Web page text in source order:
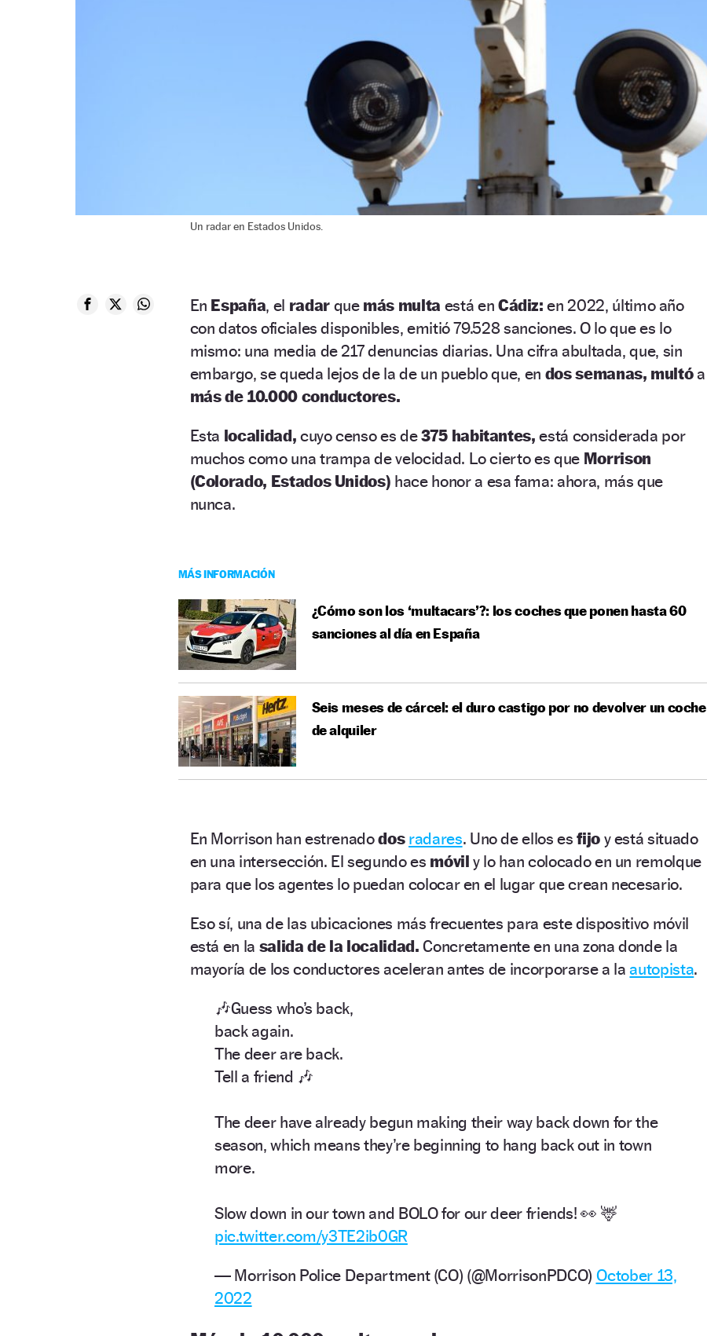
Un radar en Estados Unidos.
En España, el radar que más multa está en Cádiz:en 2022, último año
con datos oficiales disponibles, emitió 79.528 sanciones. O lo que es lo
mismo: una media de 217 denuncias diarias. Una cifra abultada, que, sin
embargo, se queda lejos de la de un pueblo que, en dos semanas, multóa
más de 10.000 conductores.
Esta localidad, cuyo censo es de375 habitantes, está considerada por
muchos como una trampa de velocidad. Lo cierto es que Morrison
(Colorado, Estados Unidos) hace honor a esa fama: ahora, más que
nunca.
MÁS INFORMACIÓN
¿Cómo son los ‘multacars’?: los coches que ponen hasta 60
sanciones al día en España
Seis meses de cárcel: el duro castigo por no devolver un coche
de alquiler
En Morrison han estrenadodos radares. Uno de ellos esfijo y está situado
en una intersección. El segundo es móvily lo han colocado en un remolque
para que los agentes lo puedan colocar en el lugar que crean necesario.
Eso sí, una de las ubicaciones más frecuentes para este dispositivo móvil
está en la salida de la localidad. Concretamente en una zona donde la
mayoría de los conductores aceleran antes de incorporarse a laautopista.
🎶Guess who’s back,
back again.
The deer are back.
Tell a friend 🎶
The deer have already begun making their way back down for the
season, which means they’re beginning to hang back out in town
more.
Slow down in our town and BOLO for our deer friends! 👀 🦌
pic.twitter.com/y3TE2ib0GR
— Morrison Police Department (CO) (@MorrisonPDCO) October 13,
2022